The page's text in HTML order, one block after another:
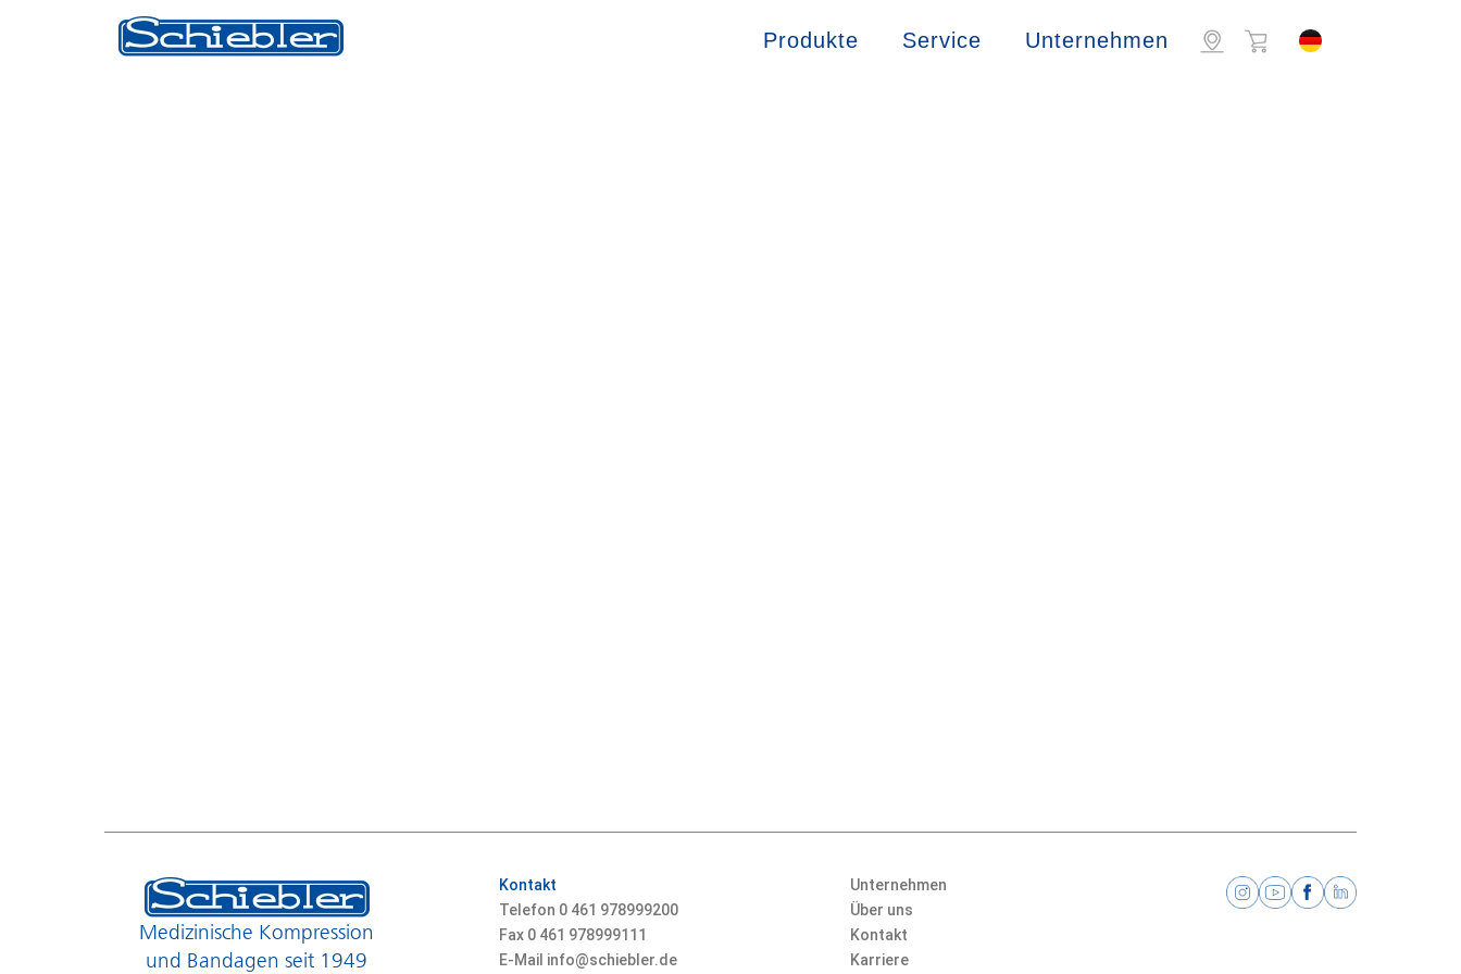
Produkte Service Unternehmen
Medizinische Kompression
und Bandagen seit 1949
Kontakt
Telefon 0 461 978999200
Fax 0 461 978999111
E-Mail info@schiebler.de
Unternehmen
Über uns
Kontakt
Karriere